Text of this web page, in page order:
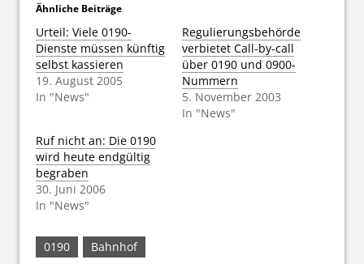
Ähnliche Beiträge
Urteil: Viele 0190-
Dienste müssen künftig
selbst kassieren
19. August 2005
In "News"
Regulierungsbehörde
verbietet Call-by-call
über 0190 und 0900-
Nummern
5. November 2003
In "News"
Ruf nicht an: Die 0190
wird heute endgültig
begraben
30. Juni 2006
In "News"
0190 Bahnhof